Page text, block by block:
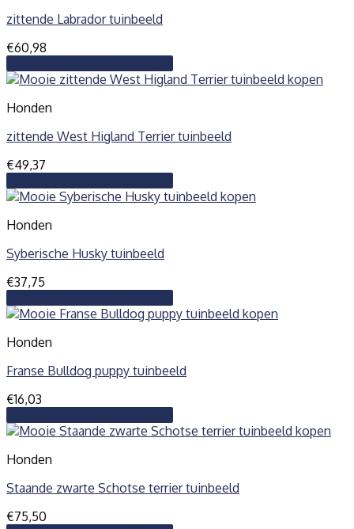
zittende Labrador tuinbeeld
€60,98
Honden
zittende West Higland Terrier tuinbeeld
€49,37
Honden
Syberische Husky tuinbeeld
€37,75
Honden
Franse Bulldog puppy tuinbeeld
€16,03
Honden
Staande zwarte Schotse terrier tuinbeeld
€75,50